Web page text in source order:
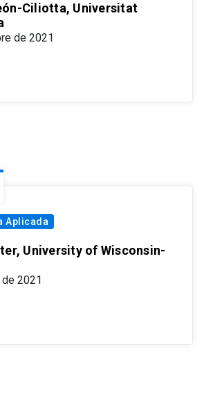
Ciliotta, Universitat
de 2021
Aplicada
University of Wisconsin-
2021